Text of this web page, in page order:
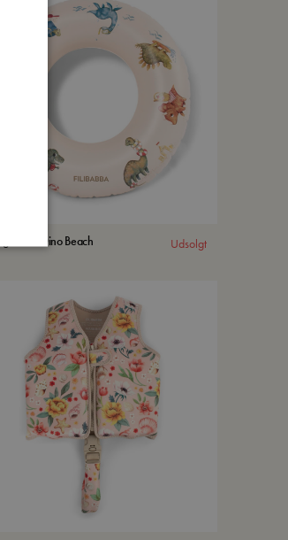
Alfie - Dino Beach Udsolgt